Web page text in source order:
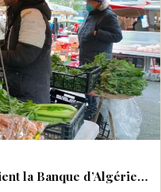
la Banque d’Algérie…